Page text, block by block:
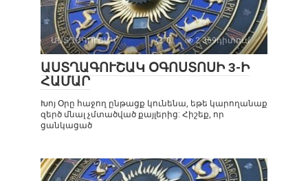
ԱՍՏՂԱԳՈՒՇԱԿ 0 2 369դիտում
ԱՍՏՂԱԳՈՒՇԱԿ ՕԳՈՍՏՈՍԻ 3-Ի
ՀԱՄԱՐ
Խոյ Օրը հաջող ընթացք կունենա, եթե կարողանաք
զերծ մնալ չմտածված քայլերից: Հիշեք, որ
ցանկացած